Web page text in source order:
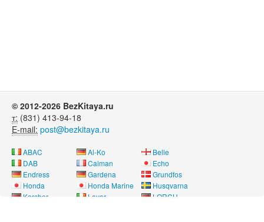
© 2012-2026 BezKitaya.ru
т: (831) 413-94-18
E-mail: post@bezkitaya.ru
ABAC Al-Ko
Belle
DAB
Caiman
Echo
Endress
Gardena
Grundfos
Honda
Honda Marine
Husqvarna
Karcher
Lavor
LORCH